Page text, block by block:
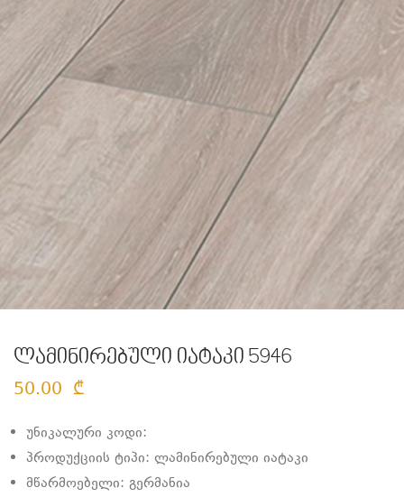
ლამინირებული იატაკი 5946
50.00 ₾
უნიკალური კოდი:
პროდუქციის ტიპი: ლამინირებული იატაკი
მწარმოებელი: გერმანია